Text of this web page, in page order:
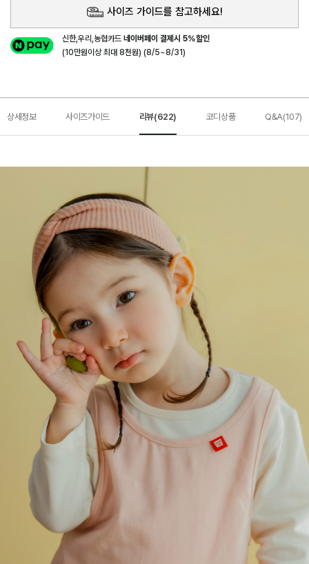
사이즈 가이드를 참고하세요!
신한,우리,농협카드네이버페이 결제시 5%할인
(10만원이상 최대 8천원) (8/5~8/31)
상세정보 사이즈가이드 리뷰(622) 코디상품 Q&A(107)